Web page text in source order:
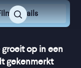
Details
op in een
gekenmerkt